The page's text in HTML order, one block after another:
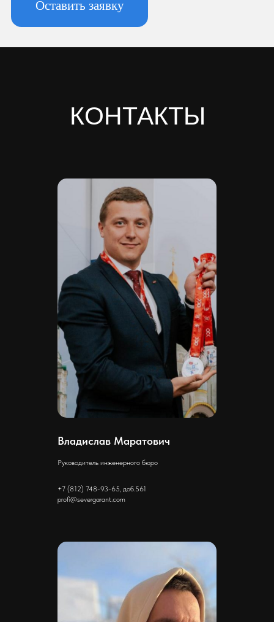
Владислав Маратович
Руководитель инженерного бюро
+7 (812) 748-93-65, доб.561
profi@severgarant.com
комната 2
Кор/счет 30101810745374525104
Банк ООО "Банк Точка"